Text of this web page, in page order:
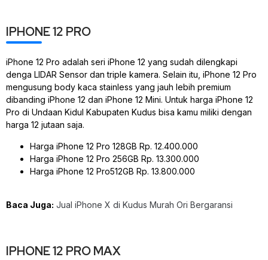
IPHONE 12 PRO
iPhone 12 Pro adalah seri iPhone 12 yang sudah dilengkapi
denga LIDAR Sensor dan triple kamera. Selain itu, iPhone 12 Pro
mengusung body kaca stainless yang jauh lebih premium
dibanding iPhone 12 dan iPhone 12 Mini. Untuk harga iPhone 12
Pro di Undaan Kidul Kabupaten Kudus bisa kamu miliki dengan
harga 12 jutaan saja.
Harga iPhone 12 Pro 128GB Rp. 12.400.000
Harga iPhone 12 Pro 256GB Rp. 13.300.000
Harga iPhone 12 Pro512GB Rp. 13.800.000
Baca Juga: Jual iPhone X di Kudus Murah Ori Bergaransi
IPHONE 12 PRO MAX